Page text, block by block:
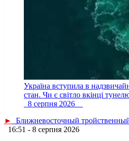
Україна вступила в
стан. Чи є світло вкінці
8 серпня 2026
►
Ближневосточный
16:51 - 8 серпня 2026